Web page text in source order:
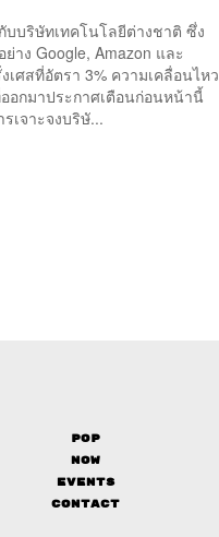
บบริษัทเทคโนโลยีต่างชาติ ซึ่ง
าง Google, Amazon และ
เศสที่อัตรา 3% ความเคลื่อนไหว
อกมาประกาศเตือนก่อนหน้านี้
เจาะจงบริษั...
Pop
Now
Events
Contact